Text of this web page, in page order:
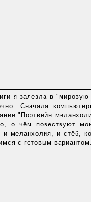
я залезла в
Сначала
"Портвейн
о чём повествуют
и меланхолия, и стёб,
с готовым